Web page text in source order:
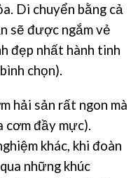
Di chuyển bằng cả
sẽ được ngắm vẻ
đẹp nhất hành tinh
chọn).
hải sản rất ngon mà
cơm đầy mực).
khác, khi đoàn
những khúc